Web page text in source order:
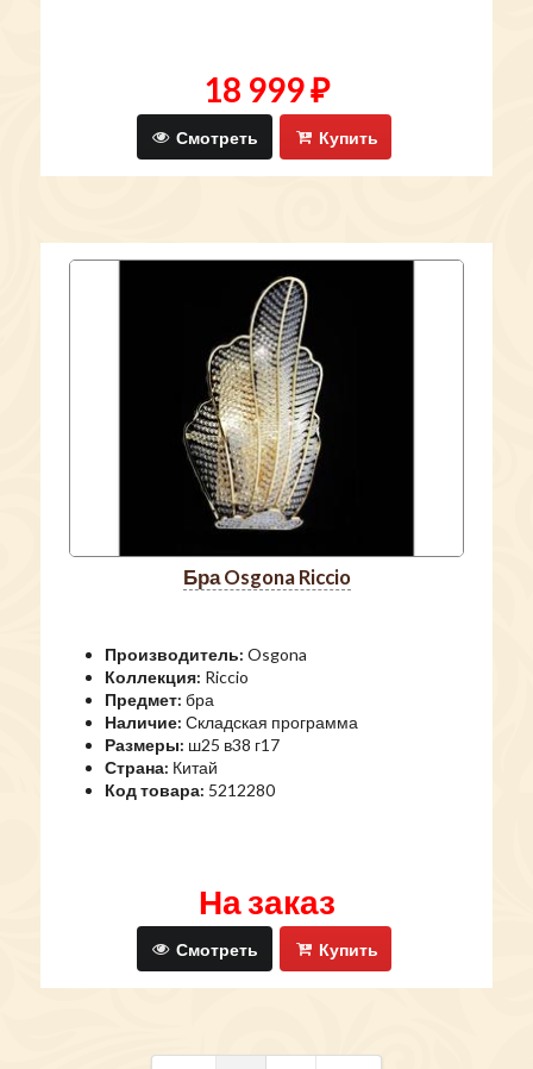
18 999 ₽
Смотреть Купить
бра Osgona Riccio
Производитель: Osgona
Коллекция: Riccio
Предмет: бра
Наличие: Складская программа
Размеры: ш25 в38 г17
Страна: Китай
Код товара: 5212280
На заказ
Смотреть Купить